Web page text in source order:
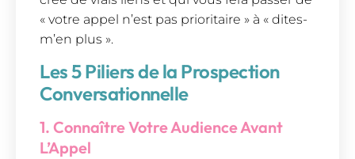
« votre appel n’est pas prioritaire » à « dites-
m’en plus ».
Les 5 Piliers de la Prospection
Conversationnelle
1. Connaître Votre Audience Avant
L’Appel